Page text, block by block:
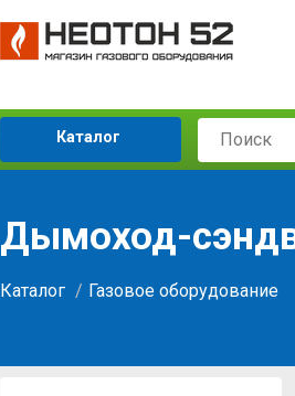
Каталог
Дымоход-
Каталог Газовое оборудование